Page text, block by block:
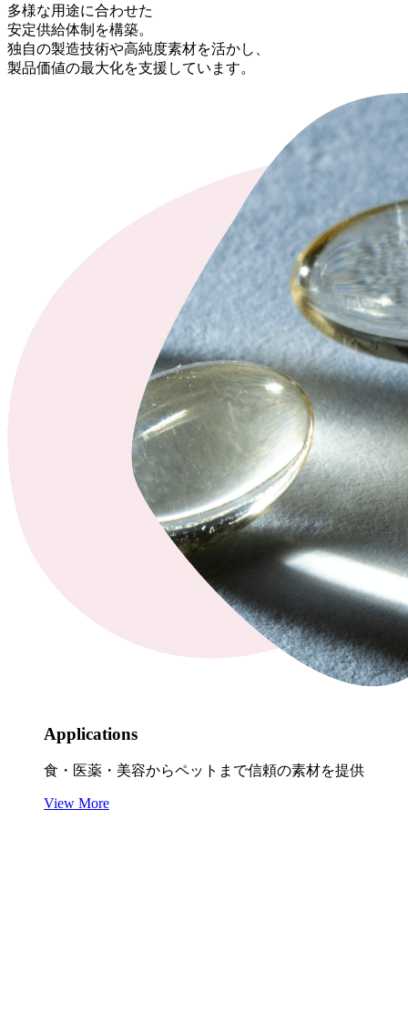
多様な用途に合わせた
安定供給体制を構築。
独自の製造技術や高純度素材を活かし、
製品価値の最大化を支援しています。
Applications
食・医薬・美容からペットまで信頼の素材を提供
View More